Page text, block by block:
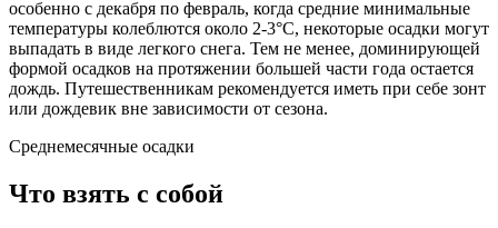
особенно с декабря по февраль, когда средние минимальные
температуры колеблются около 2-3°C, некоторые осадки могут
выпадать в виде легкого снега. Тем не менее, доминирующей
формой осадков на протяжении большей части года остается
дождь. Путешественникам рекомендуется иметь при себе зонт
или дождевик вне зависимости от сезона.
Среднемесячные осадки
Что взять с собой